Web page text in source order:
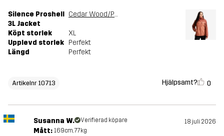
Silence Proshell
3L Jacket
Cedar Wood/Pink Mahogany
Köpt storlek
XL
Upplevd storlek Perfekt
Längd
Perfekt
Artikelnr 10713 Hjälpsamt? 0
Susanna W. Verifierad köpare 18 juli 2026
Mått: 169cm, 77kg